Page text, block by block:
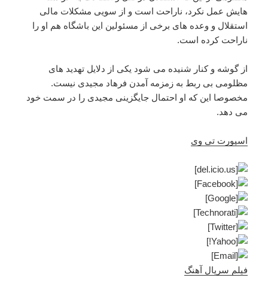
هایش عمل نکرد، ناراحت است و از سویی مشکلات مالی
استقلال و وعده های برخی از مسئولین این باشگاه هم او را
ناراحت کرده است.
از گوشه و کنار شنیده می شود یکی از دلایل تهدید های
مظلومی بی ربط به زمزمه آمدن فرهاد مجیدی نیست.
مخصوصا این که او احتمال جایگزینی مجیدی را در سمت خود
می دهد.
اسپورت تی وی
فیلم سریال آهنگ